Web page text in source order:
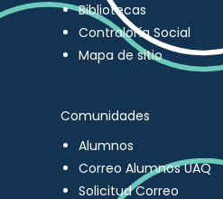
Bibliotecas
Contraloría Social
Mapa de sitio
Comunidades
Alumnos
Correo Alumnos UAQ
Solicitud Correo